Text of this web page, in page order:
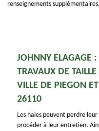
renseignements
JOHNNY ELAGAGE
TRAVAUX DE
VILLE DE PIEGON
26110
Les haies peuvent perdre
procéder à leur entretien.